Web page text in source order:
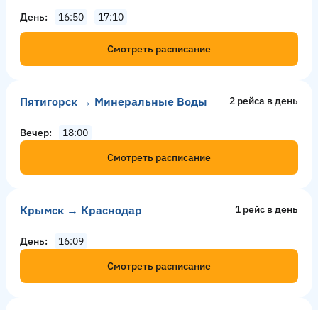
День 16:50 17:10
Смотреть расписание
Пятигорск → Минеральные Воды 2 рейсa в день
Вечер
18:00
Смотреть расписание
Крымск → Краснодар 1 рейс в день
День
16:09
Смотреть расписание